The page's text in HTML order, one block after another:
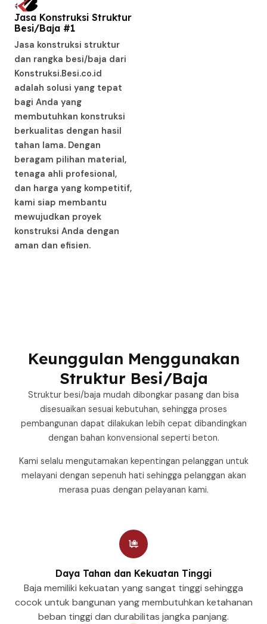
Jasa Konstruksi Struktur
Besi/Baja #1
Jasa konstruksi struktur
dan rangka besi/baja dari
Konstruksi.Besi.co.id
adalah solusi yang tepat
bagi Anda yang
membutuhkan konstruksi
berkualitas dengan hasil
tahan lama. Dengan
beragam pilihan material,
tenaga ahli profesional,
dan harga yang kompetitif,
kami siap membantu
mewujudkan proyek
konstruksi Anda dengan
aman dan efisien.
Keunggulan Menggunakan
Struktur Besi/Baja
Struktur besi/baja mudah dibongkar pasang dan bisa
disesuaikan sesuai kebutuhan, sehingga proses
pembangunan dapat dilakukan lebih cepat dibandingkan
dengan bahan konvensional seperti beton.
Kami selalu mengutamakan kepentingan pelanggan untuk
melayani dengan sepenuh hati sehingga pelanggan akan
merasa puas dengan pelayanan kami.
Daya Tahan dan Kekuatan Tinggi
Baja memiliki kekuatan yang sangat tinggi sehingga
cocok untuk bangunan yang membutuhkan ketahanan
beban tinggi dan durabilitas jangka panjang.